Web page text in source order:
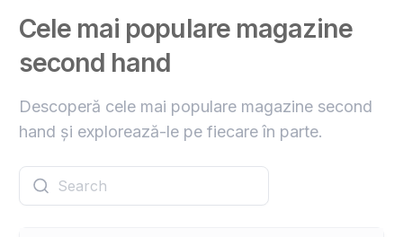
Cele mai populare magazine
second hand
Descoperă cele mai populare magazine second
hand și explorează-le pe fiecare în parte.